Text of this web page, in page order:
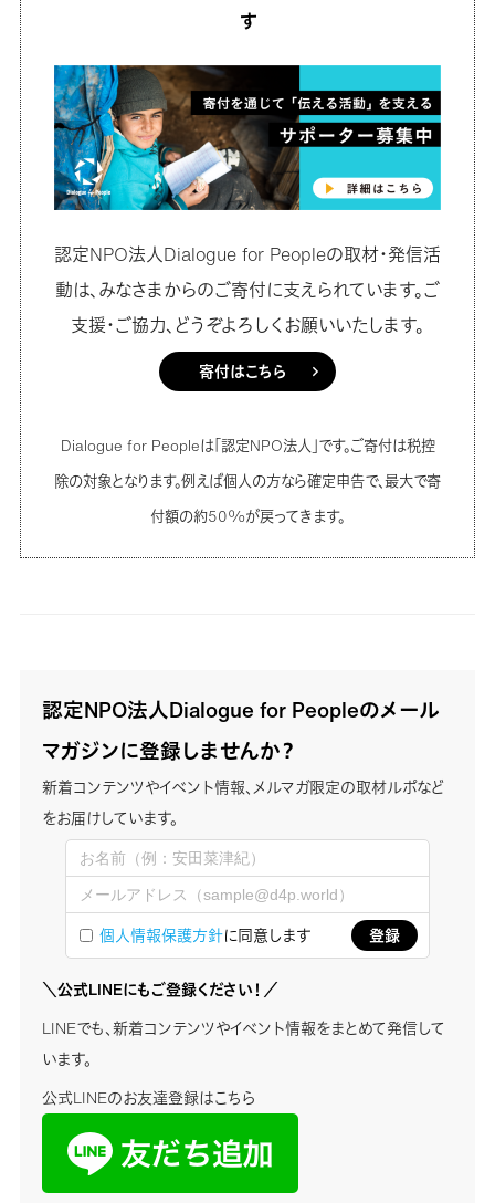
す
認定NPO法人Dialogue for Peopleの取材・発信活
動は、みなさまからのご寄付に支えられています。ご
支援・ご協力、どうぞよろしくお願いいたします。
寄付はこちら
Dialogue for Peopleは「認定NPO法人」です。ご寄付は税控
除の対象となります。例えば個人の方なら確定申告で、最大で寄
付額の約50%が戻ってきます。
認定NPO法人Dialogue for Peopleのメール
マガジンに登録しませんか？
新着コンテンツやイベント情報、メルマガ限定の取材ルポなど
をお届けしています。
個人情報保護方針に同意します
＼公式LINEにもご登録ください！／
LINEでも、新着コンテンツやイベント情報をまとめて発信して
います。
公式LINEのお友達登録はこちら